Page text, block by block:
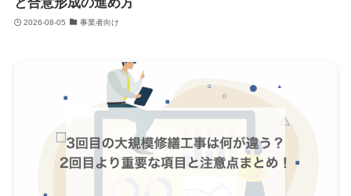
2026-08-05 事業者向け